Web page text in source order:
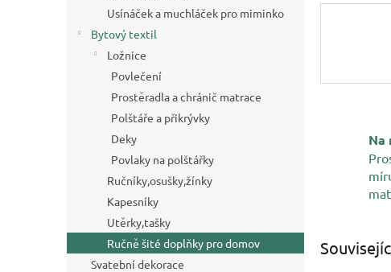
Usínáček a muchláček pro miminko
Bytový textil
Ložnice
Povlečení
Prostěradla a chránič matrace
Polštáře a přikrývky
Deky
Povlaky na polštářky
Ručníky,osušky,žínky
Kapesníky
Utěrky,tašky
Ručně šité doplňky pro domov
Svatební dekorace
Na